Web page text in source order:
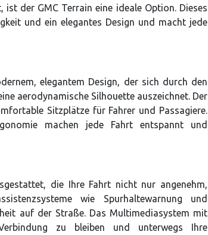
der GMC Terrain eine ideale Option. Dieses
und ein elegantes Design und macht jede
elegantem Design, der sich durch den
aerodynamische Silhouette auszeichnet. Der
Sitzplätze für Fahrer und Passagiere.
machen jede Fahrt entspannt und
die Ihre Fahrt nicht nur angenehm,
wie Spurhaltewarnung und
auf der Straße. Das Multimediasystem mit
zu bleiben und unterwegs Ihre